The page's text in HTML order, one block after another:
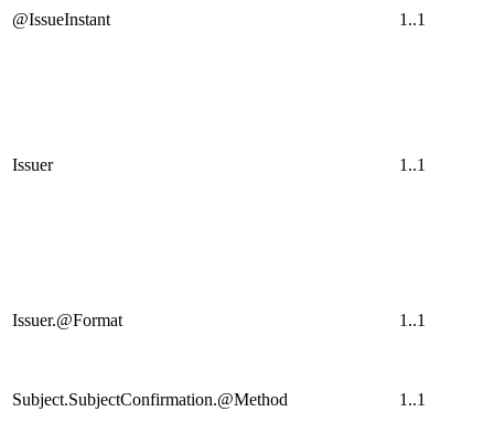
@IssueInstant 1..1
Issuer 1..1
Issuer.@Format 1..1
Subject.SubjectConfirmation.@Method 1..1